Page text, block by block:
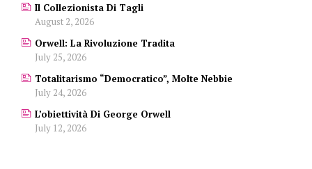
Il Collezionista Di Tagli
August 2, 2026
Orwell: La Rivoluzione Tradita
July 25, 2026
Totalitarismo “democratico”, Molte Nebbie
July 24, 2026
L’obiettività Di George Orwell
July 12, 2026